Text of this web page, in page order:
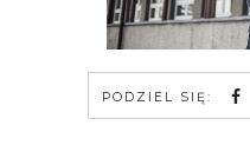
PODZIEL SIĘ: